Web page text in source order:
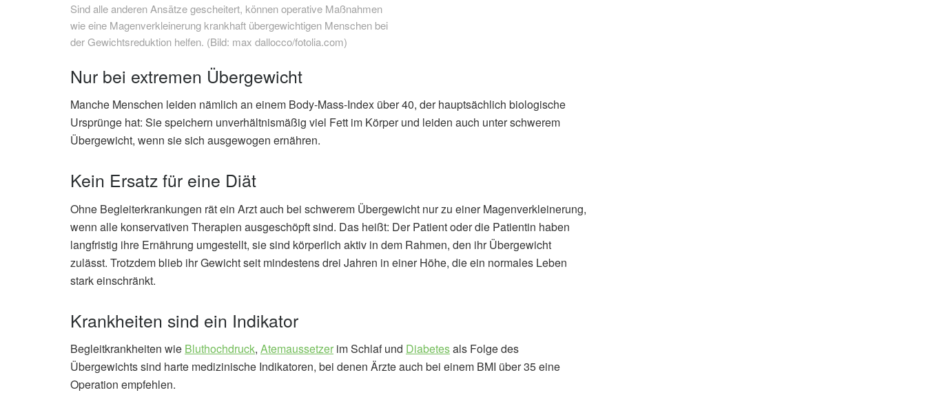
Sind alle anderen Ansätze gescheitert, können operative Maßnahmen
wie eine Magenverkleinerung krankhaft übergewichtigen Menschen bei
der Gewichtsreduktion helfen. (Bild: max dallocco/fotolia.com)
Nur bei extremen Übergewicht
Manche Menschen leiden nämlich an einem Body-Mass-Index über 40, der hauptsächlich biologische
Ursprünge hat: Sie speichern unverhältnismäßig viel Fett im Körper und leiden auch unter schwerem
Übergewicht, wenn sie sich ausgewogen ernähren.
Kein Ersatz für eine Diät
Ohne Begleiterkrankungen rät ein Arzt auch bei schwerem Übergewicht nur zu einer Magenverkleinerung,
wenn alle konservativen Therapien ausgeschöpft sind. Das heißt: Der Patient oder die Patientin haben
langfristig ihre Ernährung umgestellt, sie sind körperlich aktiv in dem Rahmen, den ihr Übergewicht
zulässt. Trotzdem blieb ihr Gewicht seit mindestens drei Jahren in einer Höhe, die ein normales Leben
stark einschränkt.
Krankheiten sind ein Indikator
Begleitkrankheiten wie Bluthochdruck, Atemaussetzer im Schlaf und Diabetesals Folge des
Übergewichts sind harte medizinische Indikatoren, bei denen Ärzte auch bei einem BMI über 35 eine
Operation empfehlen.